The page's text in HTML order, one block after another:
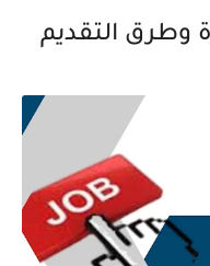
وطرق التقديم